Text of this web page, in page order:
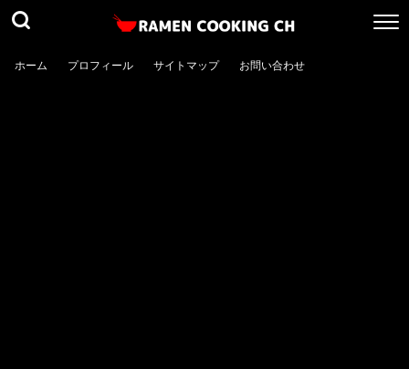
ホーム プロフィール サイトマップ お問い合わせ